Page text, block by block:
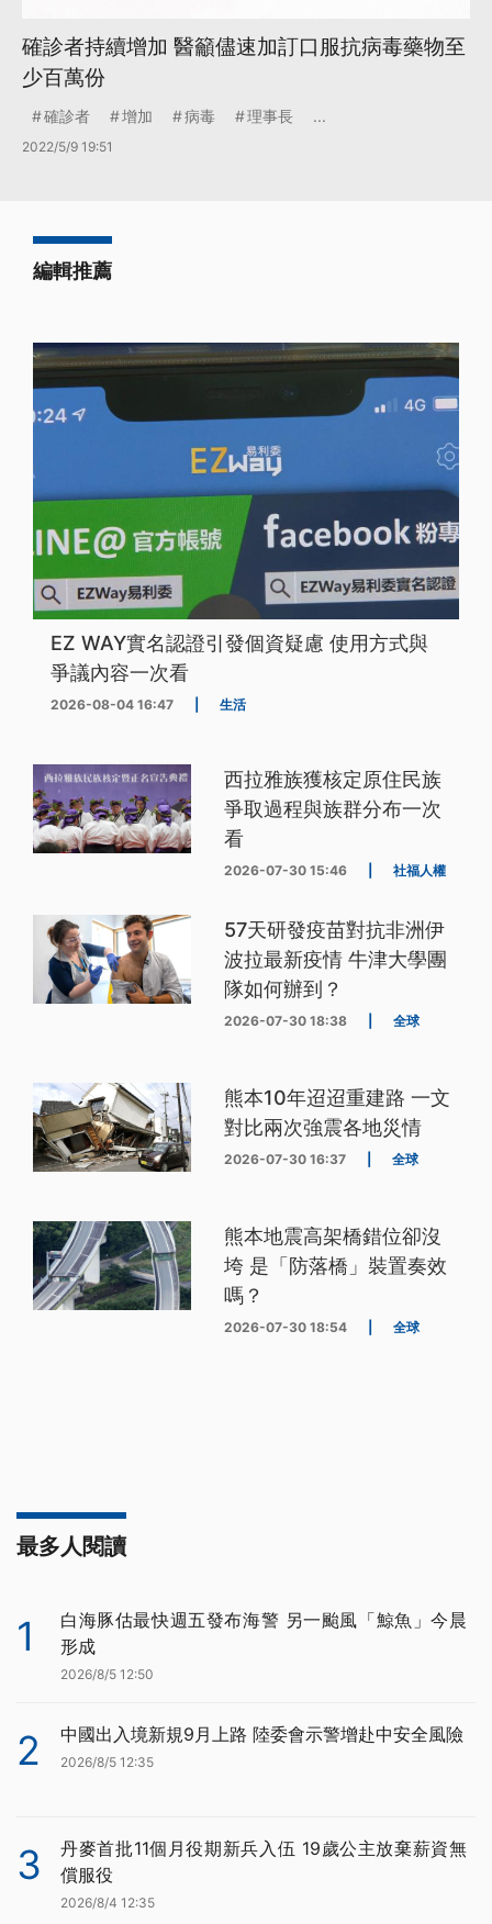
確診者持續增加 醫籲儘速加訂口服抗病毒藥物至
少百萬份
確診者 增加 病毒 理事長 ...
2022/5/9 19:51
編輯推薦
EZ WAY實名認證引發個資疑慮 使用方式與
爭議內容一次看
2026-08-04 16:47 生活
西拉雅族獲核定原住民族
爭取過程與族群分布一次
看
2026-07-30 15:46 社福人權
57天研發疫苗對抗非洲伊
波拉最新疫情 牛津大學團
隊如何辦到？
2026-07-30 18:38 全球
熊本10年迢迢重建路 一文
對比兩次強震各地災情
2026-07-30 16:37 全球
熊本地震高架橋錯位卻沒
垮 是「防落橋」裝置奏效
嗎？
2026-07-30 18:54 全球
最多人閱讀
1
白海豚估最快週五發布海警 另一颱風「鯨魚」今晨
形成
2026/8/5 12:50
2 中國出入境新規9月上路 陸委會示警增赴中安全風險
2026/8/5 12:35
3
丹麥首批11個月役期新兵入伍 19歲公主放棄薪資無
償服役
2026/8/4 12:35